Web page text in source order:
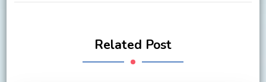
Related Post